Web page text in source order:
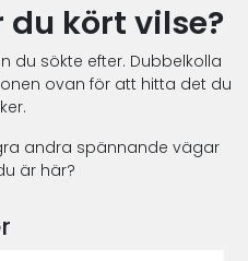
du kört vilse?
du sökte efter. Dubbelkolla
ovan för att hitta det du
andra spännande vägar
är här?